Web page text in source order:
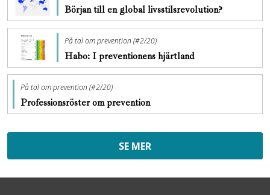
Början till en global livsstilsrevolution?
På tal om prevention (#2/20)
Habo: I preventionens hjärtland
På tal om prevention (#2/20)
Professionsröster om prevention
SE MER